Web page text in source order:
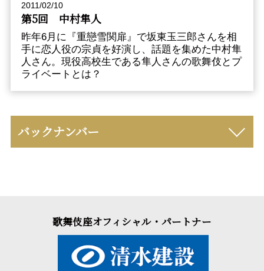
2011/02/10
第5回 中村隼人
昨年6月に『重戀雪関扉』で坂東玉三郎さんを相
手に恋人役の宗貞を好演し、話題を集めた中村隼
人さん。現役高校生である隼人さんの歌舞伎とプ
ライベートとは？
バックナンバー
歌舞伎座オフィシャル・パートナー